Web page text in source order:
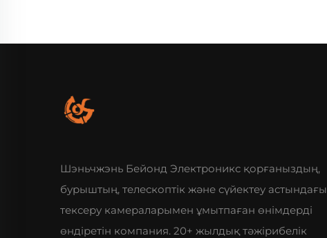
Шэньчжэнь Бейонд Электроникс қорғаныздың,
бурыштың, телескоптік және сүйектеу астындағы
тексеру камераларымен ұмытпаған өнімдерді
өндіретін компания. 20+ жылдық тәжірибелік